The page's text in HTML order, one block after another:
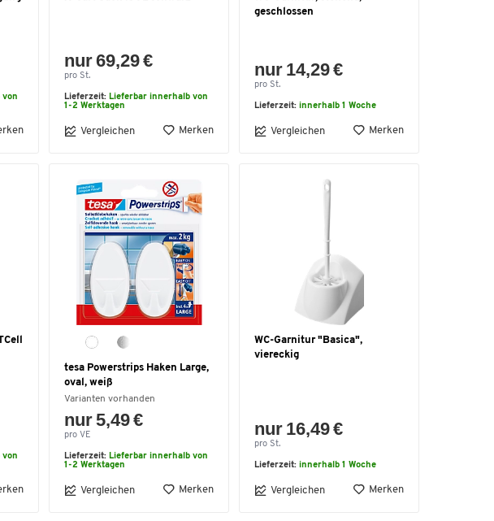
von
nur 69,29 €
pro St.
Lieferzeit: Lieferbar innerhalb von
1-2 Werktagen
Vergleichen Merken
geschlossen
nur 14,29 €
pro St.
Lieferzeit: innerhalb 1 Woche
Vergleichen Merken
von
tesa Powerstrips Haken Large,
oval, weiß
Varianten vorhanden
nur 5,49 €
pro VE
Lieferzeit: Lieferbar innerhalb von
1-2 Werktagen
Vergleichen Merken
WC-Garnitur "Basica",
viereckig
nur 16,49 €
pro St.
Lieferzeit: innerhalb 1 Woche
Vergleichen Merken